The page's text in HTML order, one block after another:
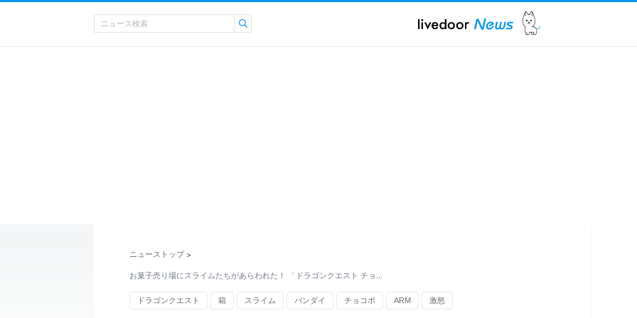
ニューストップ >
お菓子売り場にスライムたちがあらわれた！ 「ドラゴンクエスト チョ…
ドラゴンクエスト 箱 スライム バンダイ チョコボ ARM 激怒